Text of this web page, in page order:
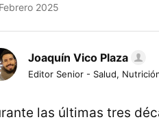
2025
Joaquín Vico Plaza
Editor Senior - Salud,
las últimas tres